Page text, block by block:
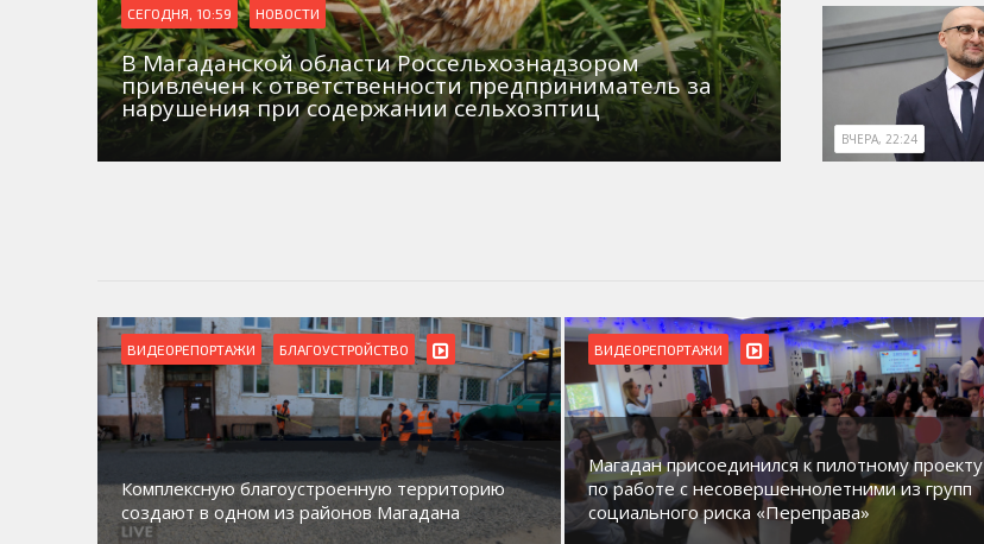
СЕГОДНЯ, 10:59 НОВОСТИ
В Магаданской области Россельхознадзором
привлечен к ответственности предприниматель за
нарушения при содержании сельхозптиц
ВЧЕРА, 22:24
ВИДЕОРЕПОРТАЖИ БЛАГОУСТРОЙСТВО
Комплексную благоустроенную территорию
создают в одном из районов Магадана
ВИДЕОРЕПОРТАЖИ
Магадан присоединился к пилотному проекту
по работе с несовершеннолетними из групп
социального риска «Переправа»